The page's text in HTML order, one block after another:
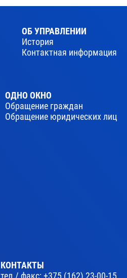
ОБ УПРАВЛЕНИИ
История
Контактная информация
ОДНО ОКНО
Обращение граждан
Обращение юридических лиц
КОНТАКТЫ
тел./ факс:+375 (162) 23-00-15